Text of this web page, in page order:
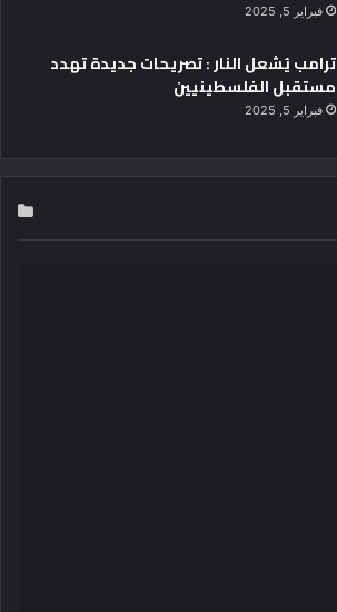
فبراير 5, 2025
ترامب يُشعل النار : تصريحات جديدة تهدد
مستقبل الفلسطينيين
فبراير 5, 2025